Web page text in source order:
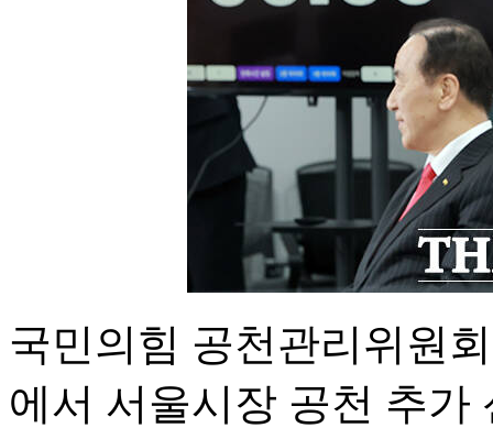
국민의힘 공천관리위원
에서 서울시장 공천 추가